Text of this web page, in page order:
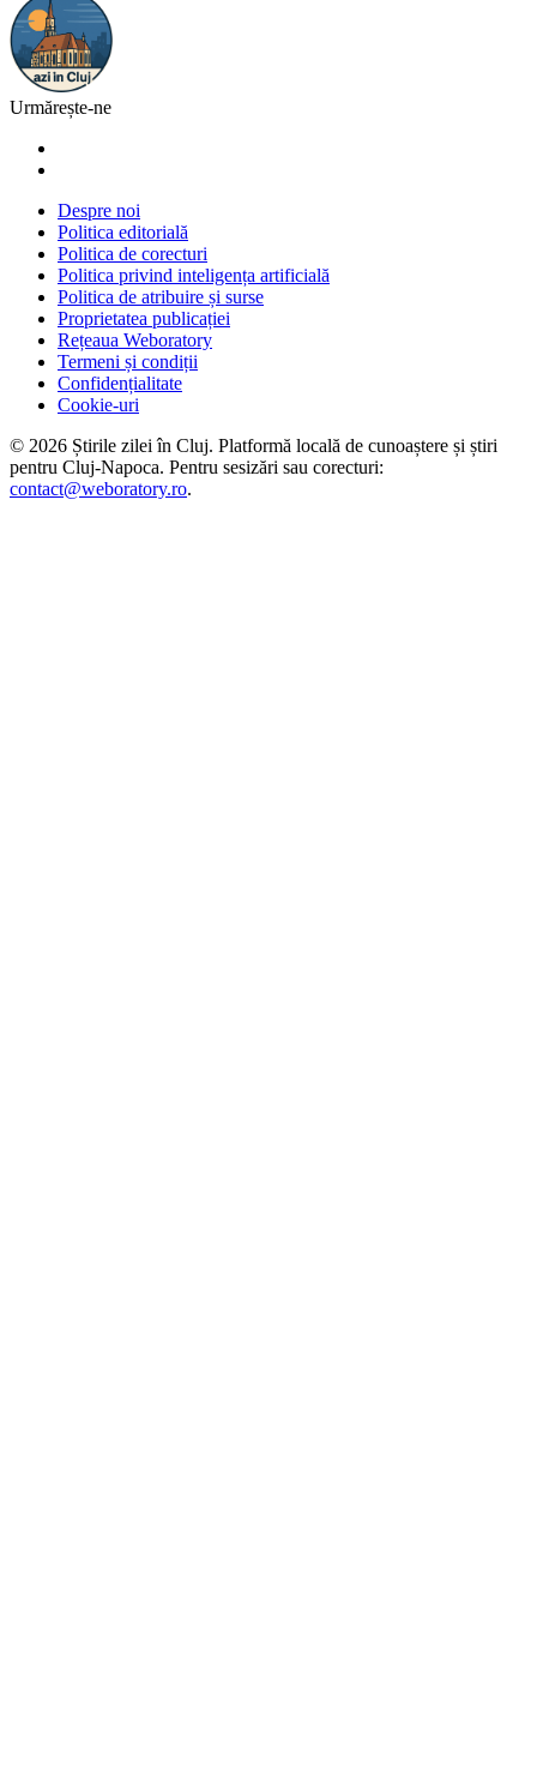
Urmărește-ne
Despre noi
Politica editorială
Politica de corecturi
Politica privind inteligența artificială
Politica de atribuire și surse
Proprietatea publicației
Rețeaua Weboratory
Termeni și condiții
Confidențialitate
Cookie-uri
© 2026 Știrile zilei în Cluj. Platformă locală de cunoaștere și știri
pentru Cluj-Napoca. Pentru sesizări sau corecturi:
contact@weboratory.ro.